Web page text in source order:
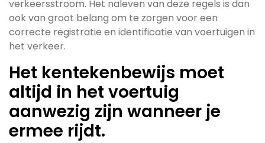
verkeersstroom. Het naleven van deze regels is dan
ook van groot belang om te zorgen voor een
correcte registratie en identificatie van voertuigen in
het verkeer.
Het kentekenbewijs moet
altijd in het voertuig
aanwezig zijn wanneer je
ermee rijdt.